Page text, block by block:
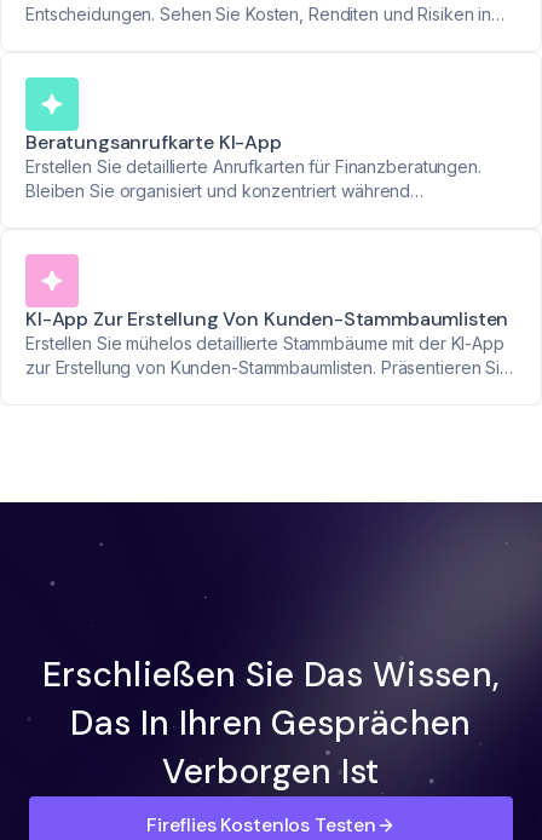
Entscheidungen. Sehen Sie Kosten, Renditen und Risiken in
Beratungsanrufkarte KI-App
Erstellen Sie detaillierte Anrufkarten für Finanzberatungen.
Bleiben Sie organisiert und konzentriert während
KI-App Zur Erstellung Von Kunden-Stammbaumlisten
Erstellen Sie mühelos detaillierte Stammbäume mit der KI-App
zur Erstellung von Kunden-Stammbaumlisten. Präsentieren Sie
Erschließen Sie Das Wissen,
Das In Ihren Gesprächen
Verborgen Ist
Fireflies Kostenlos Testen